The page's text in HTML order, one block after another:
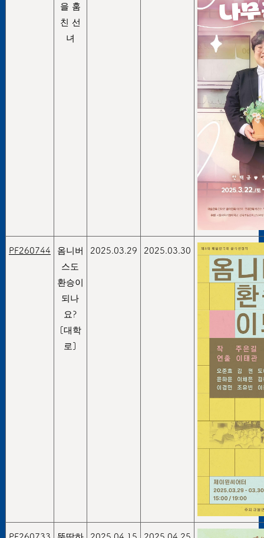
을 훔
친 선
녀
PF260744
옴니버
스도
환승이
되나
요?
[대학
로]
2025.03.29 2025.03.30